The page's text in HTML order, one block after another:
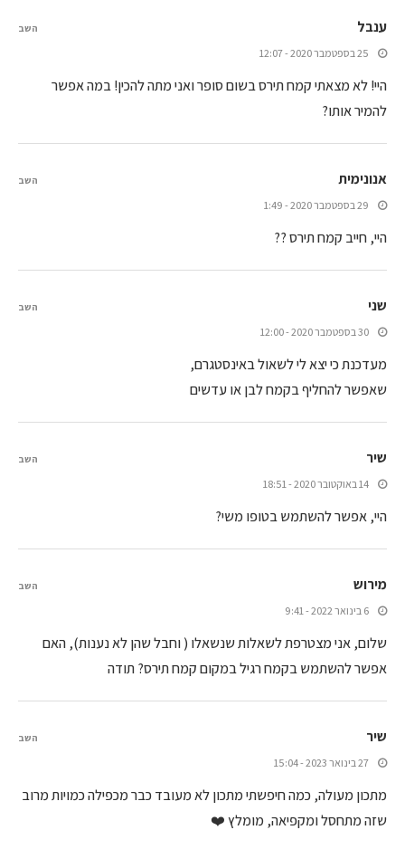
ענבל
25 בספטמבר 2020 - 12:07
היי! לא מצאתי קמח תירס בשום סופר ואני מתה להכין! במה אפשר
להמיר אותו?
השב
אנונימית
29 בספטמבר 2020 - 1:49
היי, חייב קמח תירס ??
השב
שני
30 בספטמבר 2020 - 12:00
מעדכנת כי יצא לי לשאול באינסטגרם,
שאפשר להחליף בקמח לבן או עדשים
השב
שיר
14 באוקטובר 2020 - 18:51
היי, אפשר להשתמש בטופו משי?
השב
מירוש
6 בינואר 2022 - 9:41
שלום, אני מצטרפת לשאלות שנשאלו ( וחבל שהן לא נענות), האם
אפשר להשתמש בקמח רגיל במקום קמח תירס? תודה
השב
שיר
27 בינואר 2023 - 15:04
מתכון מעולה, כמה חיפשתי מתכון לא מעובד כבר מכפילה כמויות מרוב
שזה מתחסל ומקפיאה, מומלץ ❤️
השב